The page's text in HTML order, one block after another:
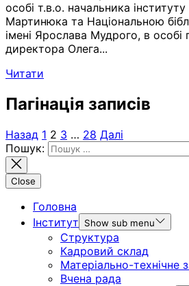
особі т.в.о. начальника
Мартинюка та Національною
імені Ярослава Мудрого, в особі
директора Олега...
Читати
Пагінація записів
Назад 1 2 3 … 28 Далі
Пошук:
Close
Головна
Інститут
Show sub menu
Структура
Кадровий склад
Матеріально-технічне
Вчена рада